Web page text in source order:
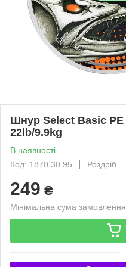
Шнур Select Basic PE
22lb/9.9kg
В наявності
Код: 1870.30.95
Роздріб
249 ₴
Мінімальна сума